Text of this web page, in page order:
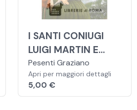
I SANTI CONIUGI
LUIGI MARTIN E
ZELIA GUÉRIN
Pesenti Graziano
Apri per maggiori dettagli
5,00 €